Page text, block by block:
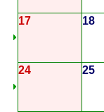
17 18
24 25